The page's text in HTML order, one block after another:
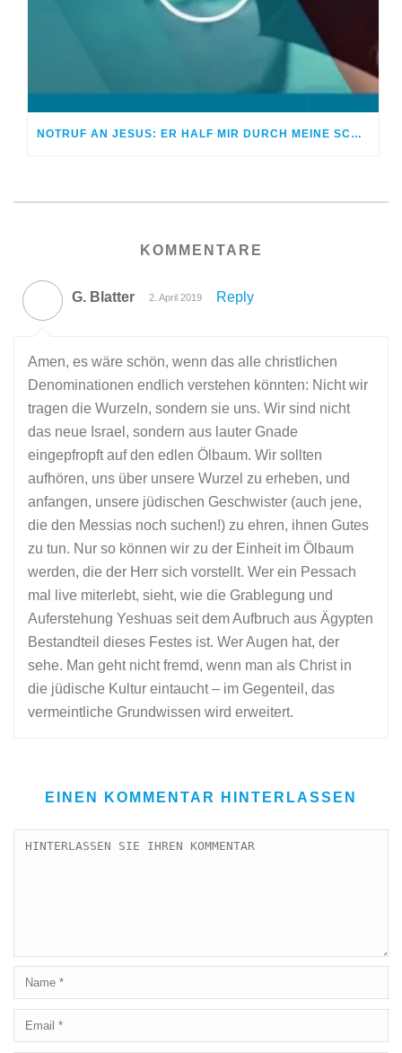
NOTRUF AN JESUS: ER HALF MIR DURCH MEINE SCHWERE ZEIT
KOMMENTARE
G. Blatter 2. April 2019 Reply
Amen, es wäre schön, wenn das alle christlichen
Denominationen endlich verstehen könnten: Nicht wir
tragen die Wurzeln, sondern sie uns. Wir sind nicht
das neue Israel, sondern aus lauter Gnade
eingepfropft auf den edlen Ölbaum. Wir sollten
aufhören, uns über unsere Wurzel zu erheben, und
anfangen, unsere jüdischen Geschwister (auch jene,
die den Messias noch suchen!) zu ehren, ihnen Gutes
zu tun. Nur so können wir zu der Einheit im Ölbaum
werden, die der Herr sich vorstellt. Wer ein Pessach
mal live miterlebt, sieht, wie die Grablegung und
Auferstehung Yeshuas seit dem Aufbruch aus Ägypten
Bestandteil dieses Festes ist. Wer Augen hat, der
sehe. Man geht nicht fremd, wenn man als Christ in
die jüdische Kultur eintaucht – im Gegenteil, das
vermeintliche Grundwissen wird erweitert.
EINEN KOMMENTAR HINTERLASSEN